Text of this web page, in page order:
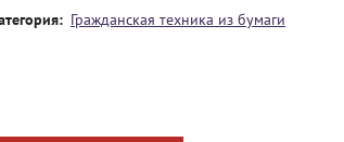
Гражданская техника из бумаги